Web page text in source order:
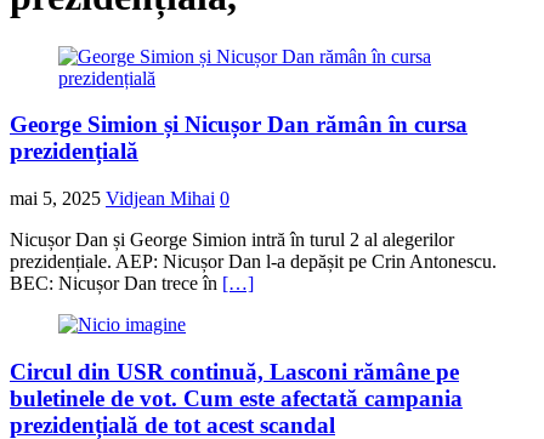
George Simion și Nicușor Dan rămân în cursa
prezidențială
mai 5, 2025 Vidjean Mihai 0
Nicușor Dan și George Simion intră în turul 2 al alegerilor
prezidențiale. AEP: Nicușor Dan l-a depășit pe Crin Antonescu.
BEC: Nicușor Dan trece în […]
Circul din USR continuă, Lasconi rămâne pe
buletinele de vot. Cum este afectată campania
prezidențială de tot acest scandal